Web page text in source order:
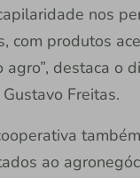
nos
com produtos
destaca o
Freitas.
ao